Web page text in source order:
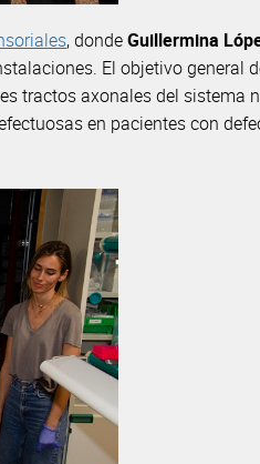
, dondeGuillermina
El objetivo general
tractos axonales del sistema
en pacientes con